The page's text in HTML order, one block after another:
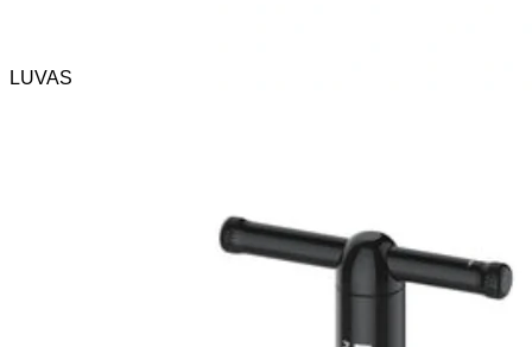
LUVAS